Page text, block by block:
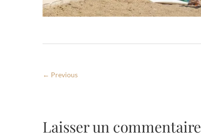
← Previous
Laisser un commentaire